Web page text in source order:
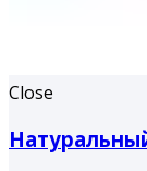
Close